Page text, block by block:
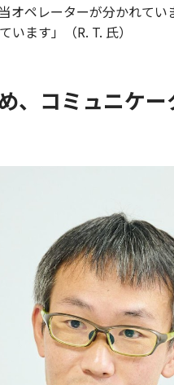
オペレーターが分かれて
ます」（R. T. 氏）
、コミュニケ